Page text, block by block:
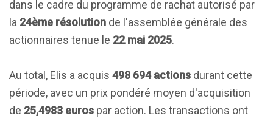
dans le cadre du programme de rachat autorisé par
la 24ème résolution de l'assemblée générale des
actionnaires tenue le 22 mai 2025.
Au total, Elis a acquis 498 694 actions durant cette
période, avec un prix pondéré moyen d'acquisition
de 25,4983 euros par action. Les transactions ont